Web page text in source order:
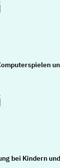
bei Kindern und